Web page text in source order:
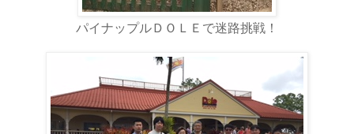
パイナップルＤＯＬＥで迷路挑戦！